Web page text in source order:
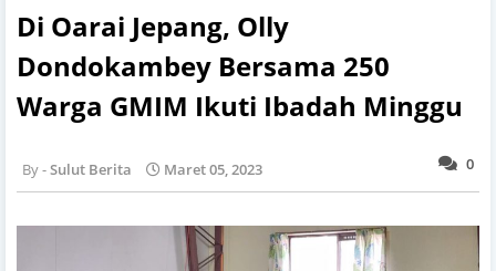
Di Oarai Jepang, Olly
Dondokambey Bersama 250
Warga GMIM Ikuti Ibadah Minggu
0
Sulut Berita Maret 05, 2023